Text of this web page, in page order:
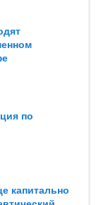
по
капитально